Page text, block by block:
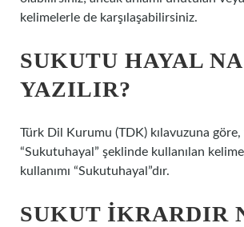
kelimelerle de karşılaşabilirsiniz.
SUKUTU HAYAL
YAZILIR?
Türk Dil Kurumu (TDK) kılavuzuna göre,
“Sukutuhayal” şeklinde kullanılan
kullanımı “Sukutuhayal”dır.
SUKUT IKRARDIR